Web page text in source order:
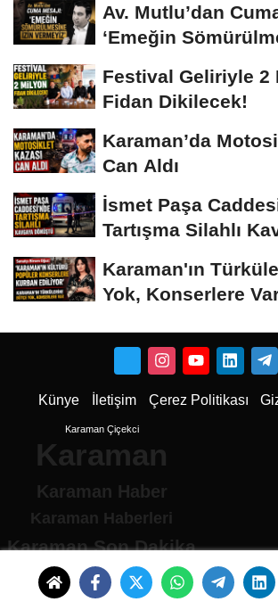
Av. Mutlu’dan
‘Emeğin
Festival Geliriyle 2
Fidan Dikilecek!
Karaman’da
Can Aldı
İsmet Paşa
Tartışma Silahlı
Karaman'ın
Yok, Konserlere
Künye İletişim Çerez Politikası
Karaman Çiçekci
Karaman
Karaman Haber
Karaman Haberleri
Karaman Son Dakika
Karaman son dakika Haberleri
Karamandan haberler